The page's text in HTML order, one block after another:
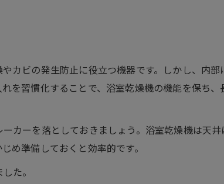
カビの発生防止に役立つ機器です。しかし、内
を習慣化することで、浴室乾燥機の機能を保ち
カーを落としておきましょう。浴室乾燥機は天
め準備しておくと効率的です。
た。